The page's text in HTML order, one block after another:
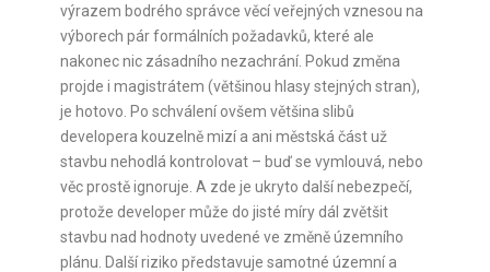
výrazem bodrého správce věcí veřejných vznesou na
výborech pár formálních požadavků, které ale
nakonec nic zásadního nezachrání. Pokud změna
projde i magistrátem (většinou hlasy stejných stran),
je hotovo. Po schválení ovšem většina slibů
developera kouzelně mizí a ani městská část už
stavbu nehodlá kontrolovat – buď se vymlouvá, nebo
věc prostě ignoruje. A zde je ukryto další nebezpečí,
protože developer může do jisté míry dál zvětšit
stavbu nad hodnoty uvedené ve změně územního
plánu. Další riziko představuje samotné územní a